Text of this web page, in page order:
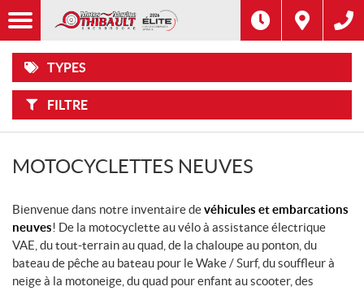
TYPES
FILTRE
MOTOCYCLETTES
SCOOTERS
VÉLOS
ÉLECTRIQUES
VTT
CÔTES-
À-
CÔTES
MOTONEIGES
F
I
L
T
A
Options
Filtre
Type
Année
Prix
MOTOCYCLETTES NEUVES
Bienvenue dans notre inventaire devéhicules et embarcations
neuves! De la motocyclette au vélo à assistance électrique
VAE, du tout-terrain au quad, de la chaloupe au ponton, du
bateau de pêche au bateau pour le Wake / Surf, du souffleur à
neige à la motoneige, du quad pour enfant au scooter, des